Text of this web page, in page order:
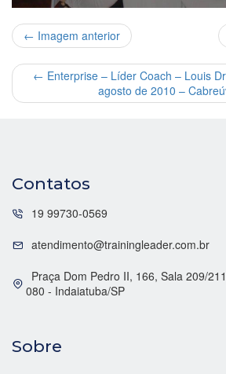
← Imagem anterior
← Enterprise – Líder Coach – Louis
agosto de 2010 –
Contatos
19 99730-0569
atendimento@trainingleader.com.br
Praça Dom Pedro II, 166, Sala 209/
080 - Indaiatuba/SP
Sobre